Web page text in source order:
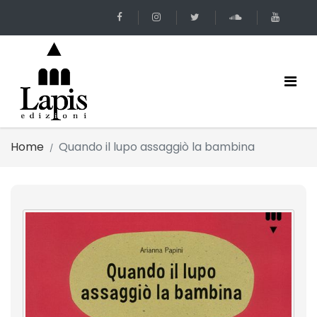
Home Quando il lupo assaggiò la bambina